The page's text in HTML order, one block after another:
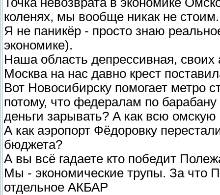
коленях, мы вообще никак не стоим.
Я не паникёр - просто знаю
экономике).
Наша область депрессивная, своих
Москва на нас давно крест
Вот Новосибирску помогает метро
потому, что федералам по
деньги зарывать? А как всю
А как аэропорт Фёдоровку
бюджета?
А вы всё гадаете кто победит
Мы - экономические трупы. За
отдельное АКБАР